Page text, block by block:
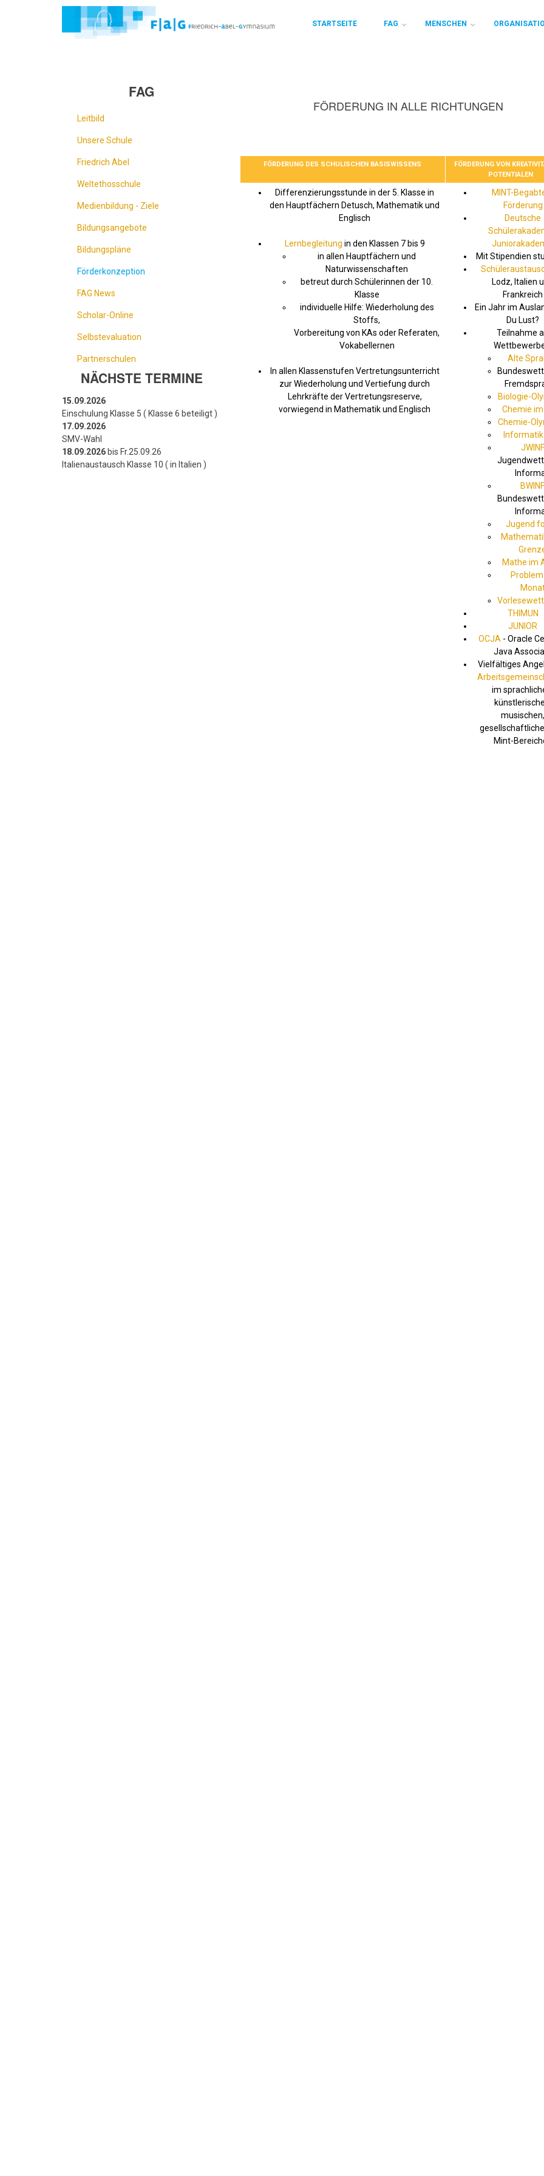
STARTSEITE FAG MENSCHEN
FÖRDERUNG IN ALLE RICHTUNGEN
FÖRDERUNG DES SCHULISCHEN BASISWISSENS
FÖRDERUNG VON
POTENTIALEN
Differenzierungsstunde in der 5. Klasse in
den Hauptfächern Detusch, Mathematik und
Englisch
Lernbegleitung in den Klassen 7 bis 9
in allen Hauptfächern und
Naturwissenschaften
betreut durch Schülerinnen der 10.
Klasse
individuelle Hilfe: Wiederholung des
Stoffs,
Vorbereitung von KAs oder Referaten,
Vokabellernen
In allen Klassenstufen Vertretungsunterricht
zur Wiederholung und Vertiefung durch
Lehrkräfte der Vertretungsreserve,
vorwiegend in Mathematik und Englisch
MINT-
Förderung
Deutsche
Mit Stipendien
Lodz, Italien
Frankreich
Ein Jahr im
Du Lust?
Teilnahme
Alte
Biologie-
Chemie
Chemie-
JWINF
BWINF
Jugend
Mathe im
THIMUN
JUNIOR
OCJA - Oracle
Java
Vielfältiges
im
musischen,
Mint-
FAG
Leitbild
Unsere Schule
Friedrich Abel
Weltethosschule
Medienbildung - Ziele
Bildungsangebote
Bildungspläne
Förderkonzeption
FAG News
Scholar-Online
Selbstevaluation
Partnerschulen
NÄCHSTE TERMINE
15.09.2026
Einschulung Klasse 5 ( Klasse 6 beteiligt )
17.09.2026
SMV-Wahl
18.09.2026 bis Fr.25.09.26
Italienaustausch Klasse 10 ( in Italien )